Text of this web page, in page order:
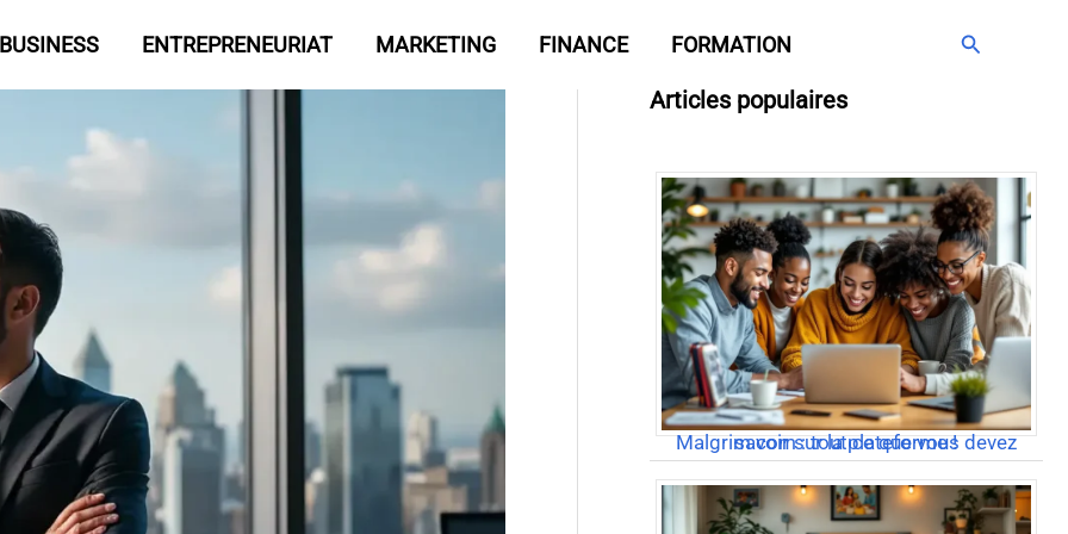
BUSINESS ENTREPRENEURIAT MARKETING FINANCE FORMATION Rechercher
Articles populaires
Malgrim com : tout ce que vous devez savoir sur la plateforme !